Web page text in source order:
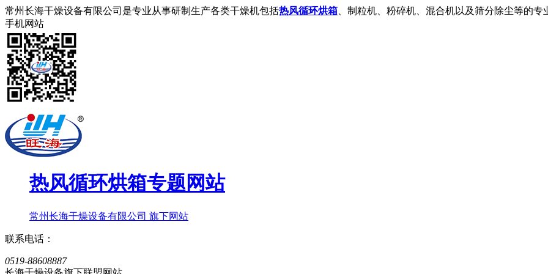
常州长海干燥设备有限公司是专业从事研制生产各类干燥机包括热风循环烘箱 、制粒机、粉碎机、混合机以及筛分除尘等的专
手机网站
热风循环烘箱专题网站
常州长海干燥设备有限公司 旗下网站
联系电话：
0519-88608887